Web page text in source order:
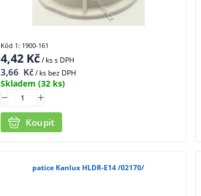
4,42Kč/ kss DPH
3,66 Kč/ ks bez DPH
Skladem (32 ks)
Koupit
Kód 1: 1900-161
patice Kanlux HLDR-E14 /02170/